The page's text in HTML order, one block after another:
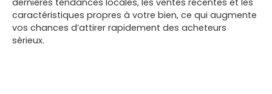
caractéristiques propres à votre bien, ce qui augmente
vos chances d’attirer rapidement des acheteurs
sérieux.